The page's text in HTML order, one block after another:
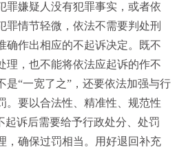
罪嫌疑人没有犯罪事实，或者依
罪情节轻微，依法不需要判处刑
确作出相应的不起诉决定。既不
理，也不能将依法应起诉的作不
是“一宽了之”，还要依法加强与行
。要以合法性、精准性、规范性
起诉后需要给予行政处分、处罚
，确保过罚相当。用好退回补充